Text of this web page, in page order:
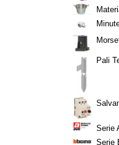
Pali
Serie
Serie